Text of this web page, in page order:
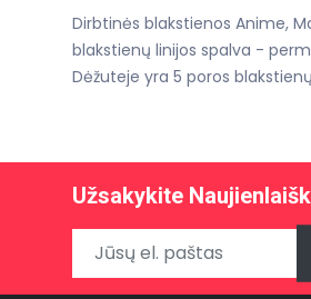
Dirbtinės blakstienos Anime,
blakstienų linijos spalva -
Dėžuteje yra 5 poros
Užsakykite